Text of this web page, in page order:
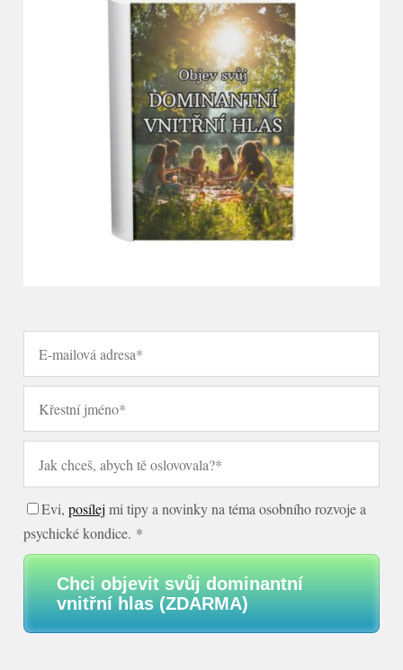
Evi,posílej mi tipy a novinky na téma osobního rozvoje a
psychické kondice. *
Chci objevit svůj dominantní
vnitřní hlas (ZDARMA)